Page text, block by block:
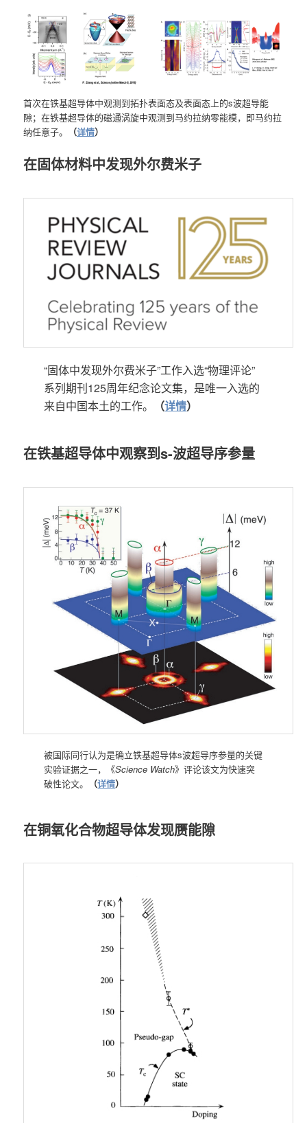
首次在铁基超导体中观测到拓扑表面态及表面态上的s波超导能
隙；在铁基超导体的磁通涡旋中观测到马约拉纳零能模，即马约拉
纳任意子。
（详情）
在固体材料中发现外尔费米子
“固体中发现外尔费米子”工作入选“物理评论”
系列期刊125周年纪念论文集，是唯一入选的
来自中国本土的工作。
（详情）
在铁基超导体中观察到s-波超导序参量
被国际同行认为是确立铁基超导体s波超导序参量的关键
实验证据之一，《Science Watch》评论该文为快速突
破性论文。
（详情）
在铜氧化合物超导体发现赝能隙